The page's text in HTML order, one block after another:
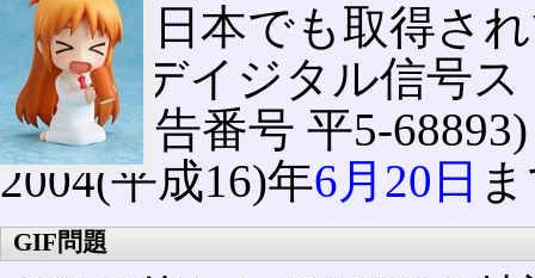
特許は日本でも取得さ
日に「デイジタル信号
置」(公告番号 平5-
2004(平成16)年6月20日
GIF問題